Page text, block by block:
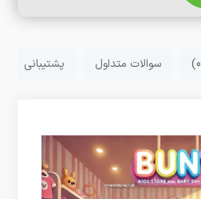
سوالات متداول پشتیبانی